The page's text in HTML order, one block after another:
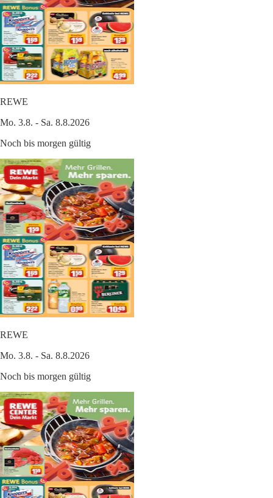
REWE
Mo. 3.8. - Sa. 8.8.2026
Noch bis morgen gültig
REWE
Mo. 3.8. - Sa. 8.8.2026
Noch bis morgen gültig